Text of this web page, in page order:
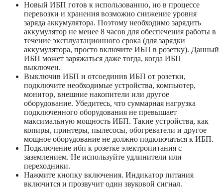
Новый ИБП готов к использованию, но в процессе
перевозки и хранения возможно снижение уровня
заряда аккумулятора. Поэтому необходимо зарядить
аккумулятор не менее 8 часов для обеспечения работы в
течение эксплуатационного срока (для зарядки
аккумулятора, просто включите ИБП в розетку). Данный
ИБП может заряжаться даже тогда, когда ИБП
выключен.
Выключив ИБП и отсоединив ИБП от розетки,
подключите необходимые устройства, компьютер,
монитор, внешние накопители или другое
оборудование. Убедитесь, что суммарная нагрузка
подключенного оборудования не превышает
максимальную мощность ИБП. Такие устройства, как
копиры, принтеры, пылесосы, обогреватели и другое
мощное оборудование не должно подключаться к ИБП.
Подключение ибп к розетке электропитания с
заземлением. Не используйте удлинители или
переходники.
Нажмите кнопку включения. Индикатор питания
включится и прозвучит один звуковой сигнал.